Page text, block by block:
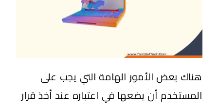
هناك بعض الأمور الهامة التي يجب على
المستخدم أن يضعها في اعتباره عند أخذ قرار